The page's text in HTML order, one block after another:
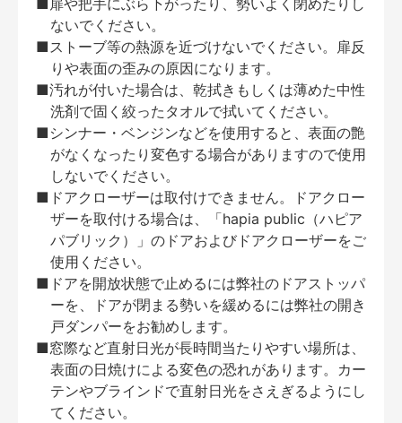
■扉や把手にぶら下がったり、勢いよく閉めたりし
ないでください。
■ストーブ等の熱源を近づけないでください。扉反
りや表面の歪みの原因になります。
■汚れが付いた場合は、乾拭きもしくは薄めた中性
洗剤で固く絞ったタオルで拭いてください。
■シンナー・ベンジンなどを使用すると、表面の艶
がなくなったり変色する場合がありますので使用
しないでください。
■ドアクローザーは取付けできません。ドアクロー
ザーを取付ける場合は、「hapia public（ハピア
パブリック）」のドアおよびドアクローザーをご
使用ください。
■ドアを開放状態で止めるには弊社のドアストッパ
ーを、ドアが閉まる勢いを緩めるには弊社の開き
戸ダンパーをお勧めします。
■窓際など直射日光が長時間当たりやすい場所は、
表面の日焼けによる変色の恐れがあります。カー
テンやブラインドで直射日光をさえぎるようにし
てください。